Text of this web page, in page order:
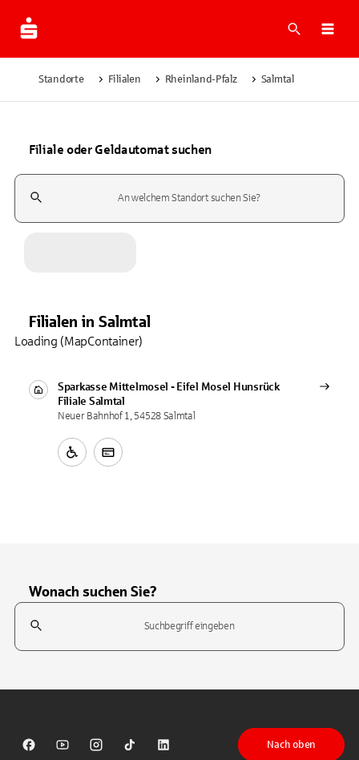
Suche
Standorte Filialen Rheinland-Pfalz Salmtal
Filiale oder Geldautomat suchen
Suchfeld
Filialen in Salmtal
Sparkasse Mittelmosel - Eifel Mosel Hunsrück
Filiale Salmtal
Neuer Bahnhof 1, 54528 Salmtal
Loading (MapContainer)
Wonach suchen Sie?
Suchfeld
Sparkasse auf Facebook
Sparkasse auf Youtube
Sparkasse auf Instagram
Sparkasse auf TikTok
Sparkasse auf LinkedIn
Nach oben